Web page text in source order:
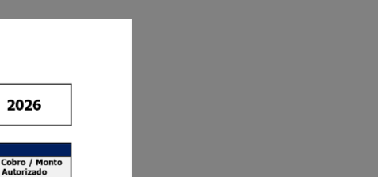
2026
Cobro / Monto
Autorizado